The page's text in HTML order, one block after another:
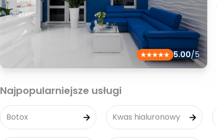
5.00/5
Najpopularniejsze usługi
Botox Kwas hialuronowy